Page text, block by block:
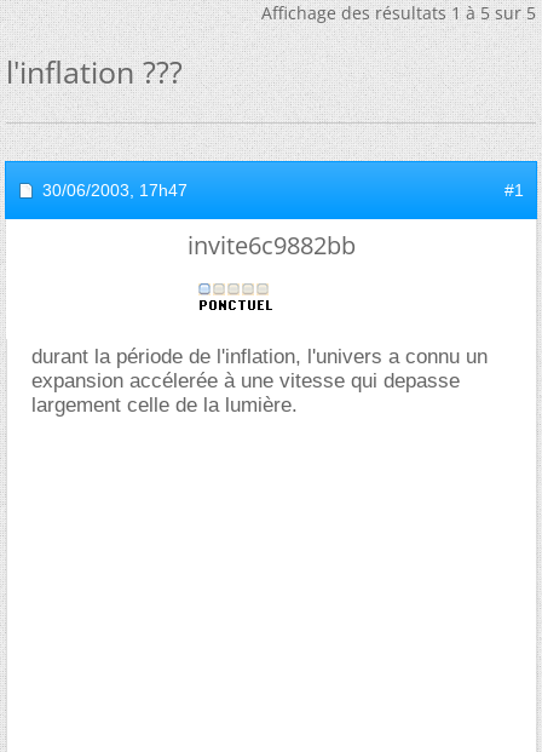
Affichage des résultats 1 à 5 sur 5
l'inflation ???
30/06/2003, 17h47 #1
invite6c9882bb
durant la période de l'inflation, l'univers a connu un
expansion accélerée à une vitesse qui depasse
largement celle de la lumière.